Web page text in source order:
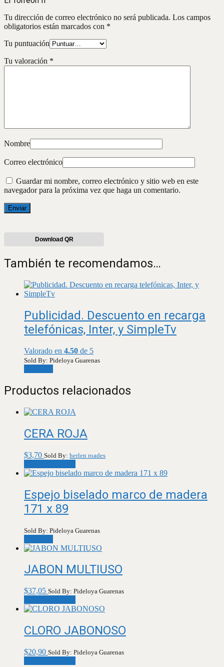
Tu dirección de correo electrónico no será publicada. Los campos
obligatorios están marcados con *
Tu puntuación
Tu valoración *
Nombre
Correo electrónico
Guardar mi nombre, correo electrónico y sitio web en este
navegador para la próxima vez que haga un comentario.
Download QR
También te recomendamos…
Publicidad. Descuento en recarga
telefónicas, Inter, y SimpleTv
Valorado en 4.50 de 5
Sold By: Pideloya Guarenas
Productos relacionados
CERA ROJA
$3,70 Sold By: herlen roades
Espejo biselado marco de madera
171 x 89
Sold By: Pideloya Guarenas
JABON MULTIUSO
$37,05 Sold By: Pideloya Guarenas
CLORO JABONOSO
$20,90 Sold By: Pideloya Guarenas